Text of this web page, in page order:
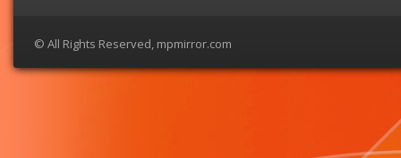
© All Rights Reserved, mpmirror.com